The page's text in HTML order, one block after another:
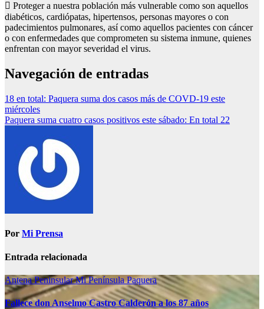
 Proteger a nuestra población más vulnerable como son aquellos
diabéticos, cardiópatas, hipertensos, personas mayores o con
padecimientos pulmonares, así como aquellos pacientes con cáncer
o con enfermedades que comprometen su sistema inmune, quienes
enfrentan con mayor severidad el virus.
Navegación de entradas
18 en total: Paquera suma dos casos más de COVD-19 este
miércoles
Paquera suma cuatro casos positivos este sábado: En total 22
Por Mi Prensa
Entrada relacionada
Antena PeninsularMi PenínsulaPaquera
Fallece don Anselmo Castro Calderón a los 87 años